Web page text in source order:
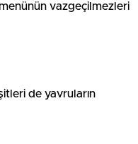
menünün vazgeçilmezleri
de yavruların